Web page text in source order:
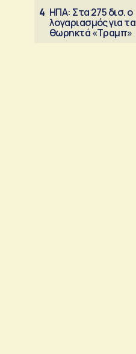
4 ΗΠΑ: Στα 275 δισ. ο
λογαριασμός για τα
θωρηκτά «Τραμπ»